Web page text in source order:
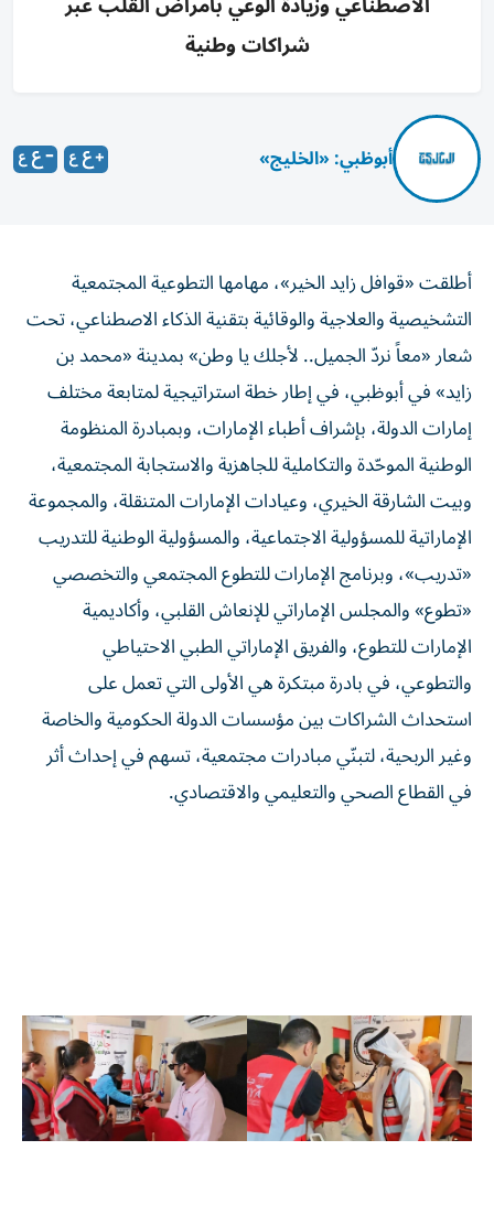
شراكات وطنية
أبوظبي: «الخليج»
أطلقت «قوافل زايد الخير»، مهامها التطوعية المجتمعية
التشخيصية والعلاجية والوقائية بتقنية الذكاء الاصطناعي، تحت
شعار «معاً نردّ الجميل.. لأجلك يا وطن» بمدينة «محمد بن
زايد» في أبوظبي، في إطار خطة استراتيجية لمتابعة مختلف
إمارات الدولة، بإشراف أطباء الإمارات، وبمبادرة المنظومة
الوطنية الموحّدة والتكاملية للجاهزية والاستجابة المجتمعية،
وبيت الشارقة الخيري، وعيادات الإمارات المتنقلة، والمجموعة
الإماراتية للمسؤولية الاجتماعية، والمسؤولية الوطنية للتدريب
«تدريب»، وبرنامج الإمارات للتطوع المجتمعي والتخصصي
«تطوع» والمجلس الإماراتي للإنعاش القلبي، وأكاديمية
الإمارات للتطوع، والفريق الإماراتي الطبي الاحتياطي
والتطوعي، في بادرة مبتكرة هي الأولى التي تعمل على
استحداث الشراكات بين مؤسسات الدولة الحكومية والخاصة
وغير الربحية، لتبنّي مبادرات مجتمعية، تسهم في إحداث أثر
في القطاع الصحي والتعليمي والاقتصادي.